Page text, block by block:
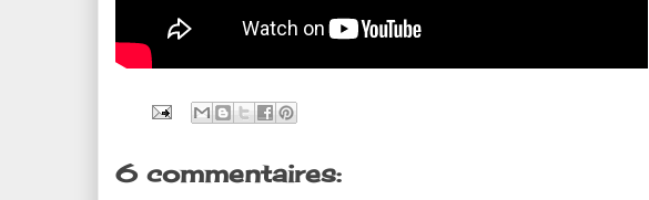
6 commentaires: